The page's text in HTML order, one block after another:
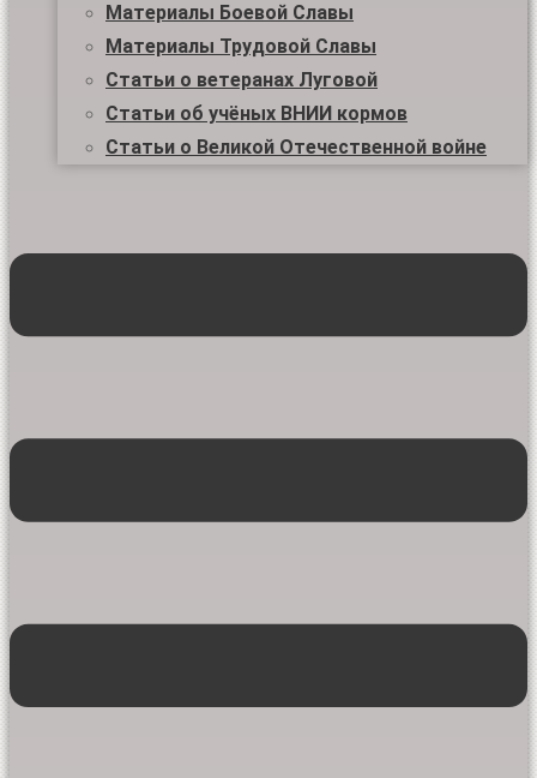
Материалы Боевой Славы
Материалы Трудовой Славы
Статьи о ветеранах Луговой
Статьи об учёных ВНИИ кормов
Статьи о Великой Отечественной войне